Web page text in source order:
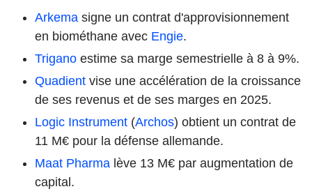
Arkema signe un contrat d'approvisionnement
en biométhane avec Engie.
Trigano estime sa marge semestrielle à 8 à 9%.
Quadient vise une accélération de la croissance
de ses revenus et de ses marges en 2025.
Logic Instrument (Archos) obtient un contrat de
11 M€ pour la défense allemande.
Maat Pharma lève 13 M€ par augmentation de
capital.